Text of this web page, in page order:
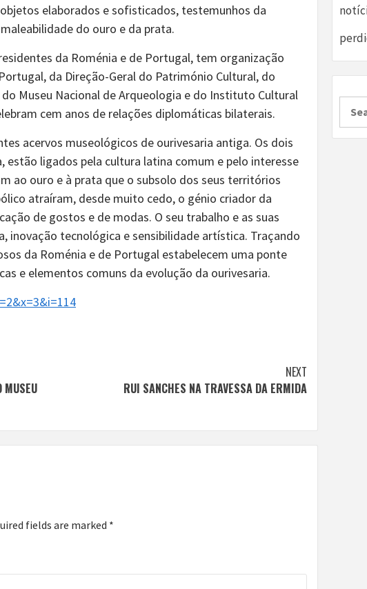
elaborados e sofisticados, testemunhos da
do ouro e da prata.
da Roménia e de Portugal, tem organização
da Direção-Geral do Património Cultural, do
Museu Nacional de Arqueologia e do Instituto Cultural
cem anos de relações diplomáticas bilaterais.
acervos museológicos de ourivesaria antiga. Os dois
estão ligados pela cultura latina comum e pelo interesse
ao ouro e à prata que o subsolo dos seus territórios
atraíram, desde muito cedo, o génio criador da
de gostos e de modas. O seu trabalho e as suas
inovação tecnológica e sensibilidade artística. Traçando
da Roménia e de Portugal estabelecem uma ponte
e elementos comuns da evolução da ourivesaria.
MUSEU
NEXT
RUI SANCHES NA TRAVESSA DA ERMIDA
fields are marked *